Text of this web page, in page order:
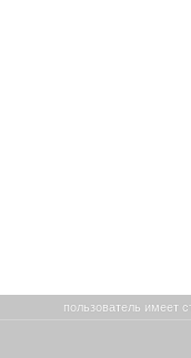
пользователь имеет